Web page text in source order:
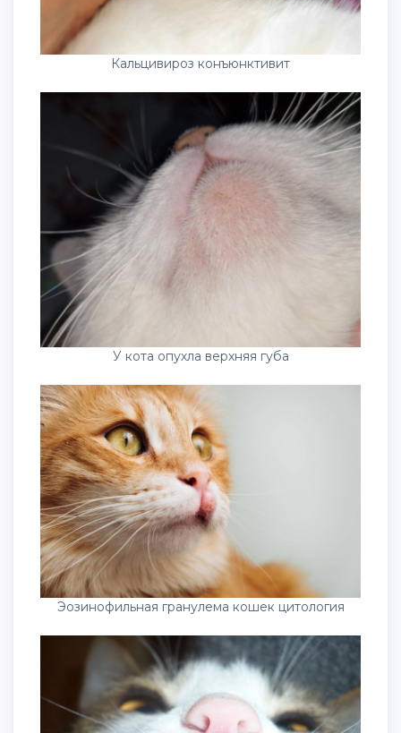
Кальцивироз конъюнктивит
У кота опухла верхняя губа
Эозинофильная гранулема кошек цитология